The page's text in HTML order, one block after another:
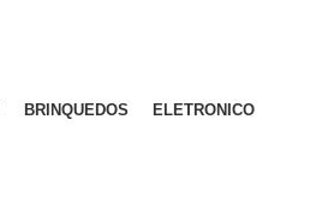
BRINQUEDOS
ELETRONICO